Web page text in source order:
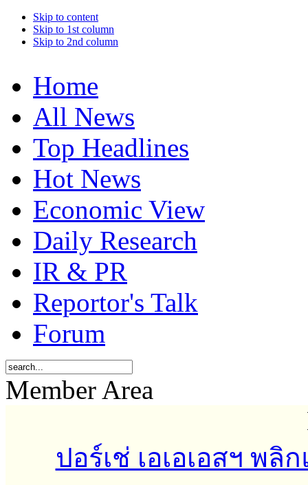
Skip to content
Skip to 1st column
Skip to 2nd column
Home
All News
Top Headlines
Hot News
Economic View
Daily Research
IR & PR
Reportor's Talk
Forum
Member Area
ปอร์เช่ เอเอเอสฯ พลิ